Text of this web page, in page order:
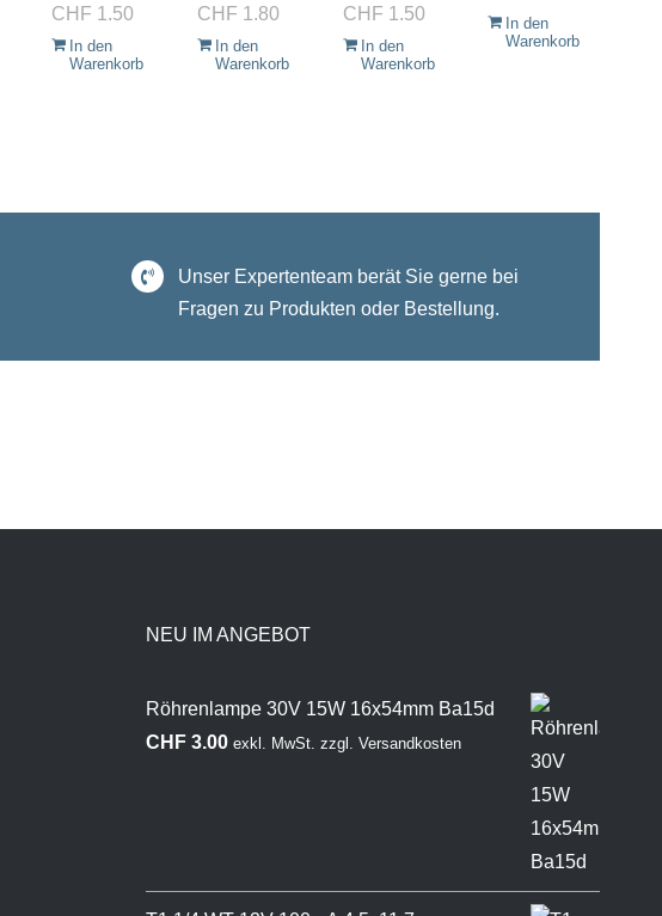
CHF 1.50
In den
Warenkorb
CHF 1.80
In den
Warenkorb
CHF 1.50
In den
Warenkorb
In den
Warenkorb
Unser Expertenteam berät Sie gerne bei
Fragen zu Produkten oder Bestellung.
NEU IM ANGEBOT
Röhrenlampe 30V 15W 16x54mm Ba15d
CHF3.00 exkl. MwSt. zzgl. Versandkosten